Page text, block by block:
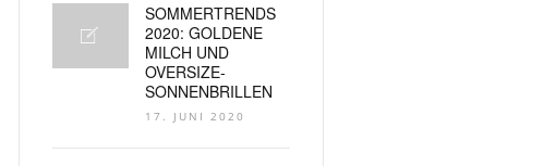
SOMMERTRENDS
2020: GOLDENE
MILCH UND
OVERSIZE-
SONNENBRILLEN
17. JUNI 2020